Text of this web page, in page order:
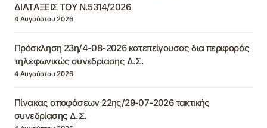
ΔΙΑΤΑΞΕΙΣ ΤΟΥ Ν.5314/2026
4 Αυγούστου 2026
Πρόσκληση 23η/4-08-2026 κατεπείγουσας δια περιφοράς
τηλεφωνικώς συνεδρίασης Δ.Σ.
4 Αυγούστου 2026
Πίνακας αποφάσεων 22ης/29-07-2026 τακτικής
συνεδρίασης Δ.Σ.